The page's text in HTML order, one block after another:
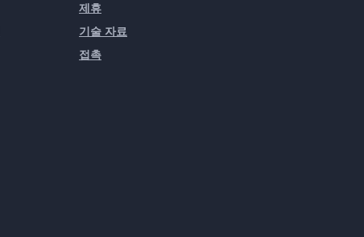
제휴
기술 자료
접촉